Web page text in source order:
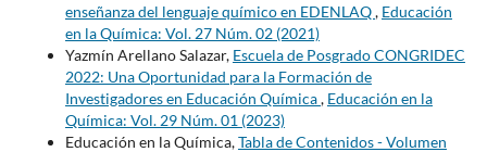
enseñanza del lenguaje químico en EDENLAQ, Educación
en la Química: Vol. 27 Núm. 02 (2021)
Yazmín Arellano Salazar, Escuela de Posgrado CONGRIDEC
2022: Una Oportunidad para la Formación de
Investigadores en Educación Química, Educación en la
Química: Vol. 29 Núm. 01 (2023)
Educación en la Química,Tabla de Contenidos - Volumen